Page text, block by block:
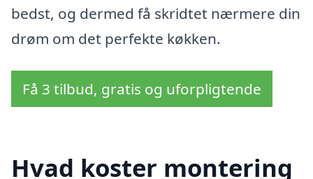
bedst, og dermed få skridtet nærmere din
drøm om det perfekte køkken.
Få 3 tilbud, gratis og uforpligtende
Hvad koster montering